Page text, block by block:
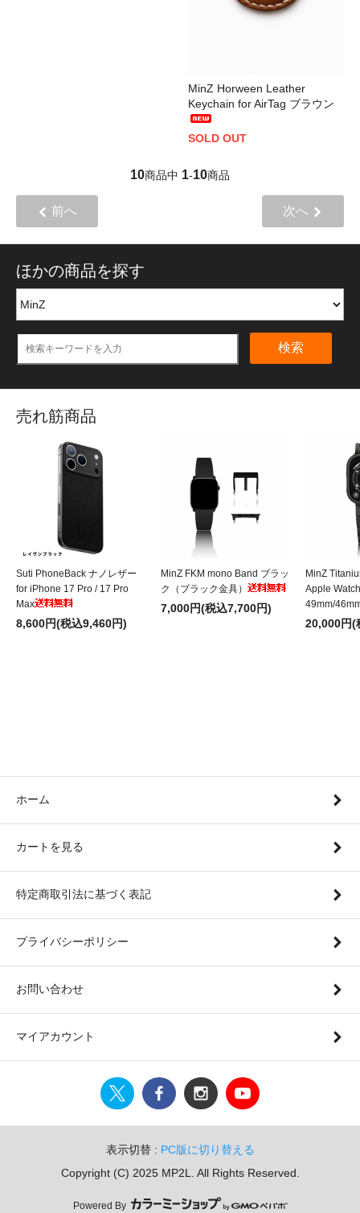
MinZ Horween Leather
Keychain for AirTag ブラウン
SOLD OUT
10商品中 1-10商品
前へ 次へ
ほかの商品を探す
検索
売れ筋商品
Suti PhoneBack ナノレザー
for iPhone 17 Pro / 17 Pro
Max
8,600円(税込9,460円)
MinZ FKM mono Band ブラッ
ク（ブラック金具）
7,000円(税込7,700円)
MinZ
Apple
49mm/
20,000円(
ホーム
カートを見る
特定商取引法に基づく表記
プライバシーポリシー
お問い合わせ
マイアカウント
表示切替 : PC版に切り替える
Copyright (C) 2025 MP2L. All Rights Reserved.
Powered By